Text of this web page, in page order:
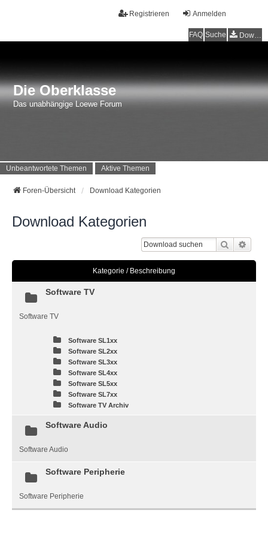
Anmelden
Registrieren
FAQ Suche Downloads
Die Oberklasse
Das unabhängige Loewe Forum
Unbeantwortete Themen Aktive Themen
Foren-Übersicht Download Kategorien
Download Kategorien
Suche
Kategorie / Beschreibung
Software TV
Software TV
Software SL1xx
Software SL2xx
Software SL3xx
Software SL4xx
Software SL5xx
Software SL7xx
Software TV Archiv
Software Audio
Software Audio
Software Peripherie
Software Peripherie